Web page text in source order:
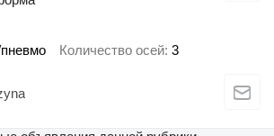
Количество осей 3